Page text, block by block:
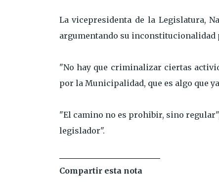
La vicepresidenta de la Legislatura,
argumentando su inconstitucionalidad
"No hay que criminalizar ciertas
por la Municipalidad, que es algo que
"El camino no es prohibir, sino
legislador".
Compartir esta nota